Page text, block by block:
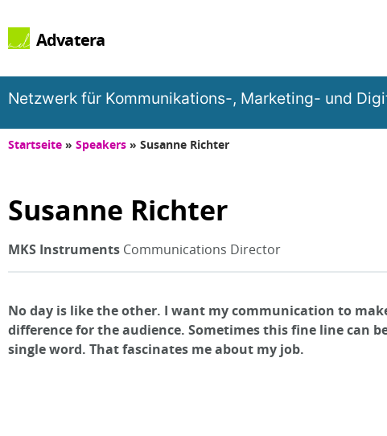
Advatera
Netzwerk für Kommunikations-, Marketing- und
Startseite » Speakers » Susanne Richter
Susanne Richter
MKS Instruments Communications Director
No day is like the other. I want my communication to
difference for the audience. Sometimes this fine line can
single word. That fascinates me about my job.